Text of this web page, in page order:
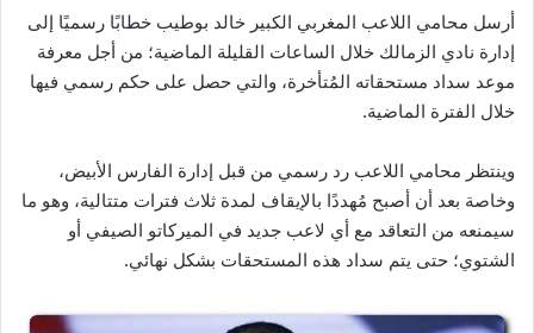
أرسل محامي اللاعب المغربي الكبير خالد بوطيب خطابًا رسميًا إلى
إدارة نادي الزمالك خلال الساعات القليلة الماضية؛ من أجل معرفة
موعد سداد مستحقاته المُتأخرة، والتي حصل على حكم رسمي فيها
خلال الفترة الماضية.
وينتظر محامي اللاعب رد رسمي من قبل إدارة الفارس الأبيض،
وخاصة بعد أن أصبح مُهددًا بالإيقاف لمدة ثلاث فترات متتالية، وهو ما
سيمنعه من التعاقد مع أي لاعب جديد في الميركاتو الصيفي أو
الشتوي؛ حتى يتم سداد هذه المستحقات بشكل نهائي.